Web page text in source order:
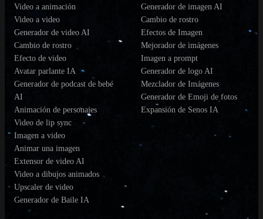
Video a animación
Video a video
Generador de video AI
Cambio de rostro
Efecto de video
Avatar parlante IA
Generador de podcast de bebé
AI
Animación de personajes
Video de lip sync
Imagen a video
Animar una imagen
Extensor de video AI
Video a dibujos animados
Upscaler de video
Generador de Baile IA
Generador de imagen AI
Cambio de rostro
Efectos de Imagen
Mejorador de imágenes
Imagen a prompt
Generador de logo AI
Mezclador de Imágenes
Generador de Emoji de fotos
Expansión de Senos IA